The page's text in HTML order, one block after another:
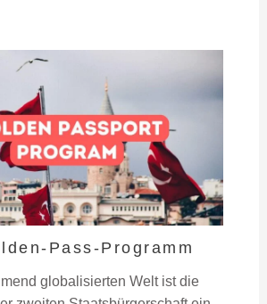
Pass-Programm
globalisierten Welt ist die